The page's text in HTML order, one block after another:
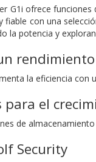
G1i ofrece
con una
la potencia y
la eficiencia con
para el
de
Security